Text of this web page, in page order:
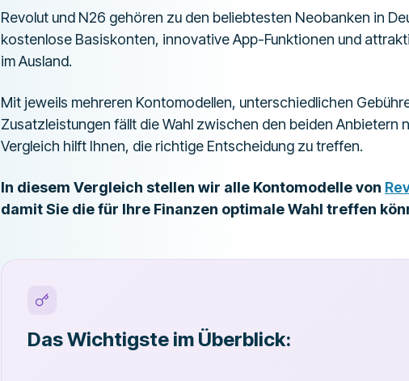
Revolut und N26 gehören zu den beliebtesten Neobanken in
kostenlose Basiskonten, innovative App-Funktionen und
im Ausland.
Mit jeweils mehreren Kontomodellen, unterschiedlichen
Zusatzleistungen fällt die Wahl zwischen den beiden Anbietern
Vergleich hilft Ihnen, die richtige Entscheidung zu treffen.
In diesem Vergleich stellen wir alle Kontomodelle von
damit Sie die für Ihre Finanzen optimale Wahl treffen
Das Wichtigste im Überblick: